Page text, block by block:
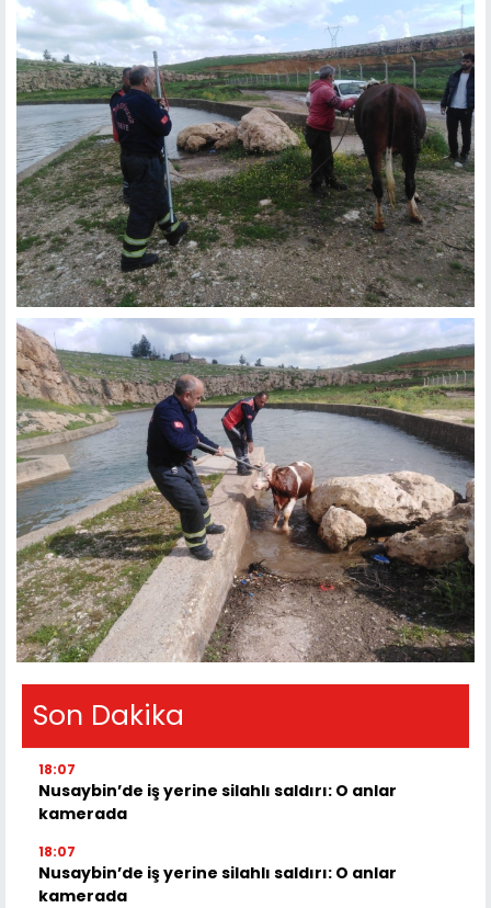
Son Dakika
18:07
Nusaybin’de iş yerine silahlı saldırı: O anlar
kamerada
18:07
Nusaybin’de iş yerine silahlı saldırı: O anlar
kamerada